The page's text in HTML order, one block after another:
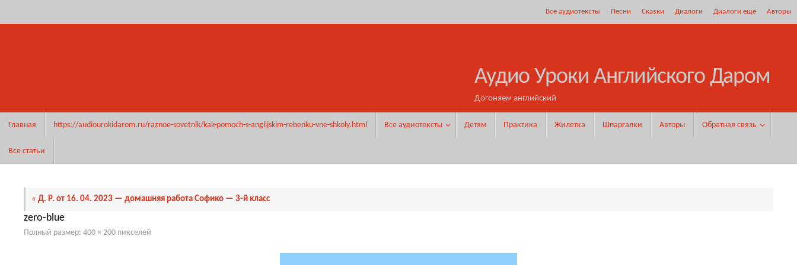
к
Все аудиотексты Песни Сказки Диалоги Диалоги ещё Авторы
Аудио Уроки Английского Даром
Догоняем английский
Главная https://audiourokidarom.ru/raznoe-sovetnik/kak-pomoch-s-anglijskim-rebenku-vne-shkoly.html Все аудиотексты Детям Практика Жилетка Шпаргалки Авторы Обратная связь
Все статьи
« Д. Р. от 16. 04. 2023 — домашняя работа Софико — 3-й класс
zero-blue
Полный размер: 400 × 200 пикселей